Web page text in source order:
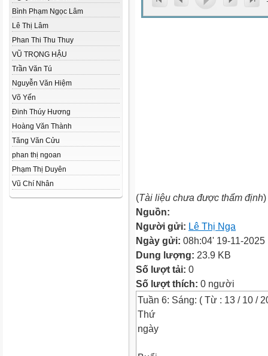
Bình Phạm Ngọc Lâm
Lê Thị Lâm
Phan Thi Thu Thuy
VŨ TRỌNG HẬU
Trần Văn Tú
Nguyễn Văn Hiệm
Võ Yến
Đinh Thúy Hương
Hoàng Văn Thành
Tăng Văn Cửu
phan thị ngoan
Phạm Thị Duyên
Vũ Chí Nhân
(Tài liệu chưa được thẩm định)
Nguồn:
Người gửi: Lê Thị Nga
Ngày gửi: 08h:04' 19-11-2025
Dung lượng: 23.9 KB
Số lượt tải: 0
Số lượt thích: 0 người
Tuần 6: Sáng: ( Từ : 13 / 10 /
Thứ
ngày